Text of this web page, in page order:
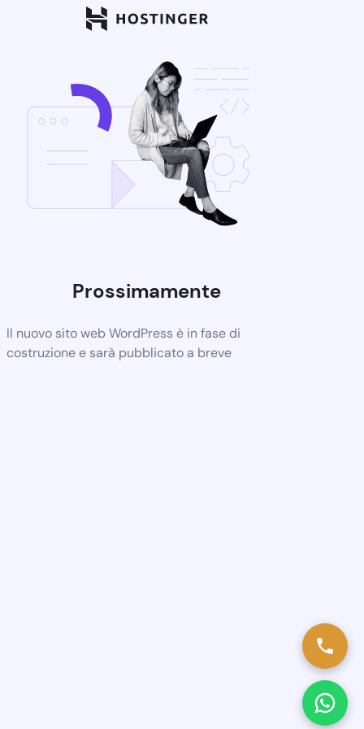
Prossimamente
Il nuovo sito web WordPress è in fase di
costruzione e sarà pubblicato a breve